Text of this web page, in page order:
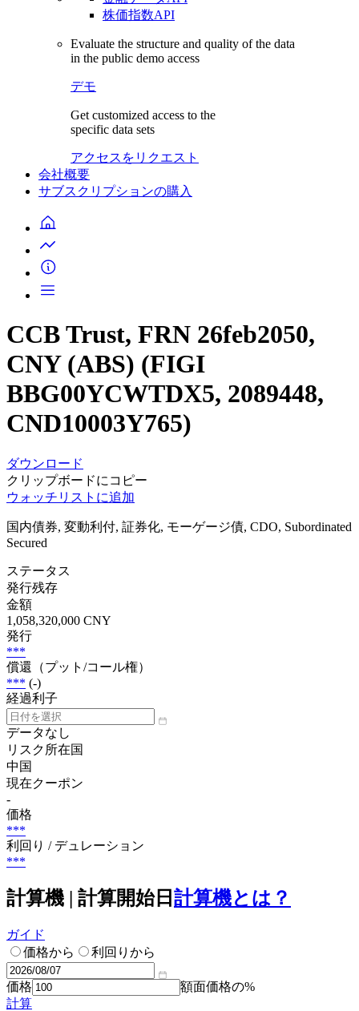
株価指数API
Evaluate the structure and quality of the data
in the public demo access
デモ
Get customized access to the
specific data sets
アクセスをリクエスト
会社概要
サブスクリプションの購入
CCB Trust, FRN 26feb2050,
CNY (ABS) (FIGI
BBG00YCWTDX5, 2089448,
CND10003Y765)
ダウンロード
クリップボードにコピー
ウォッチリストに追加
国内債券, 変動利付, 証券化, モーゲージ債, CDO, Subordinated
Secured
ステータス
発行残存
金額
1,058,320,000 CNY
発行
***
償還（プット/コール権）
*** (-)
経過利子
データなし
リスク所在国
中国
現在クーポン
-
価格
***
利回り / デュレーション
***
計算機 | 計算開始日 計算機とは？
ガイド
価格から
利回りから
価格
額面価格の%
計算